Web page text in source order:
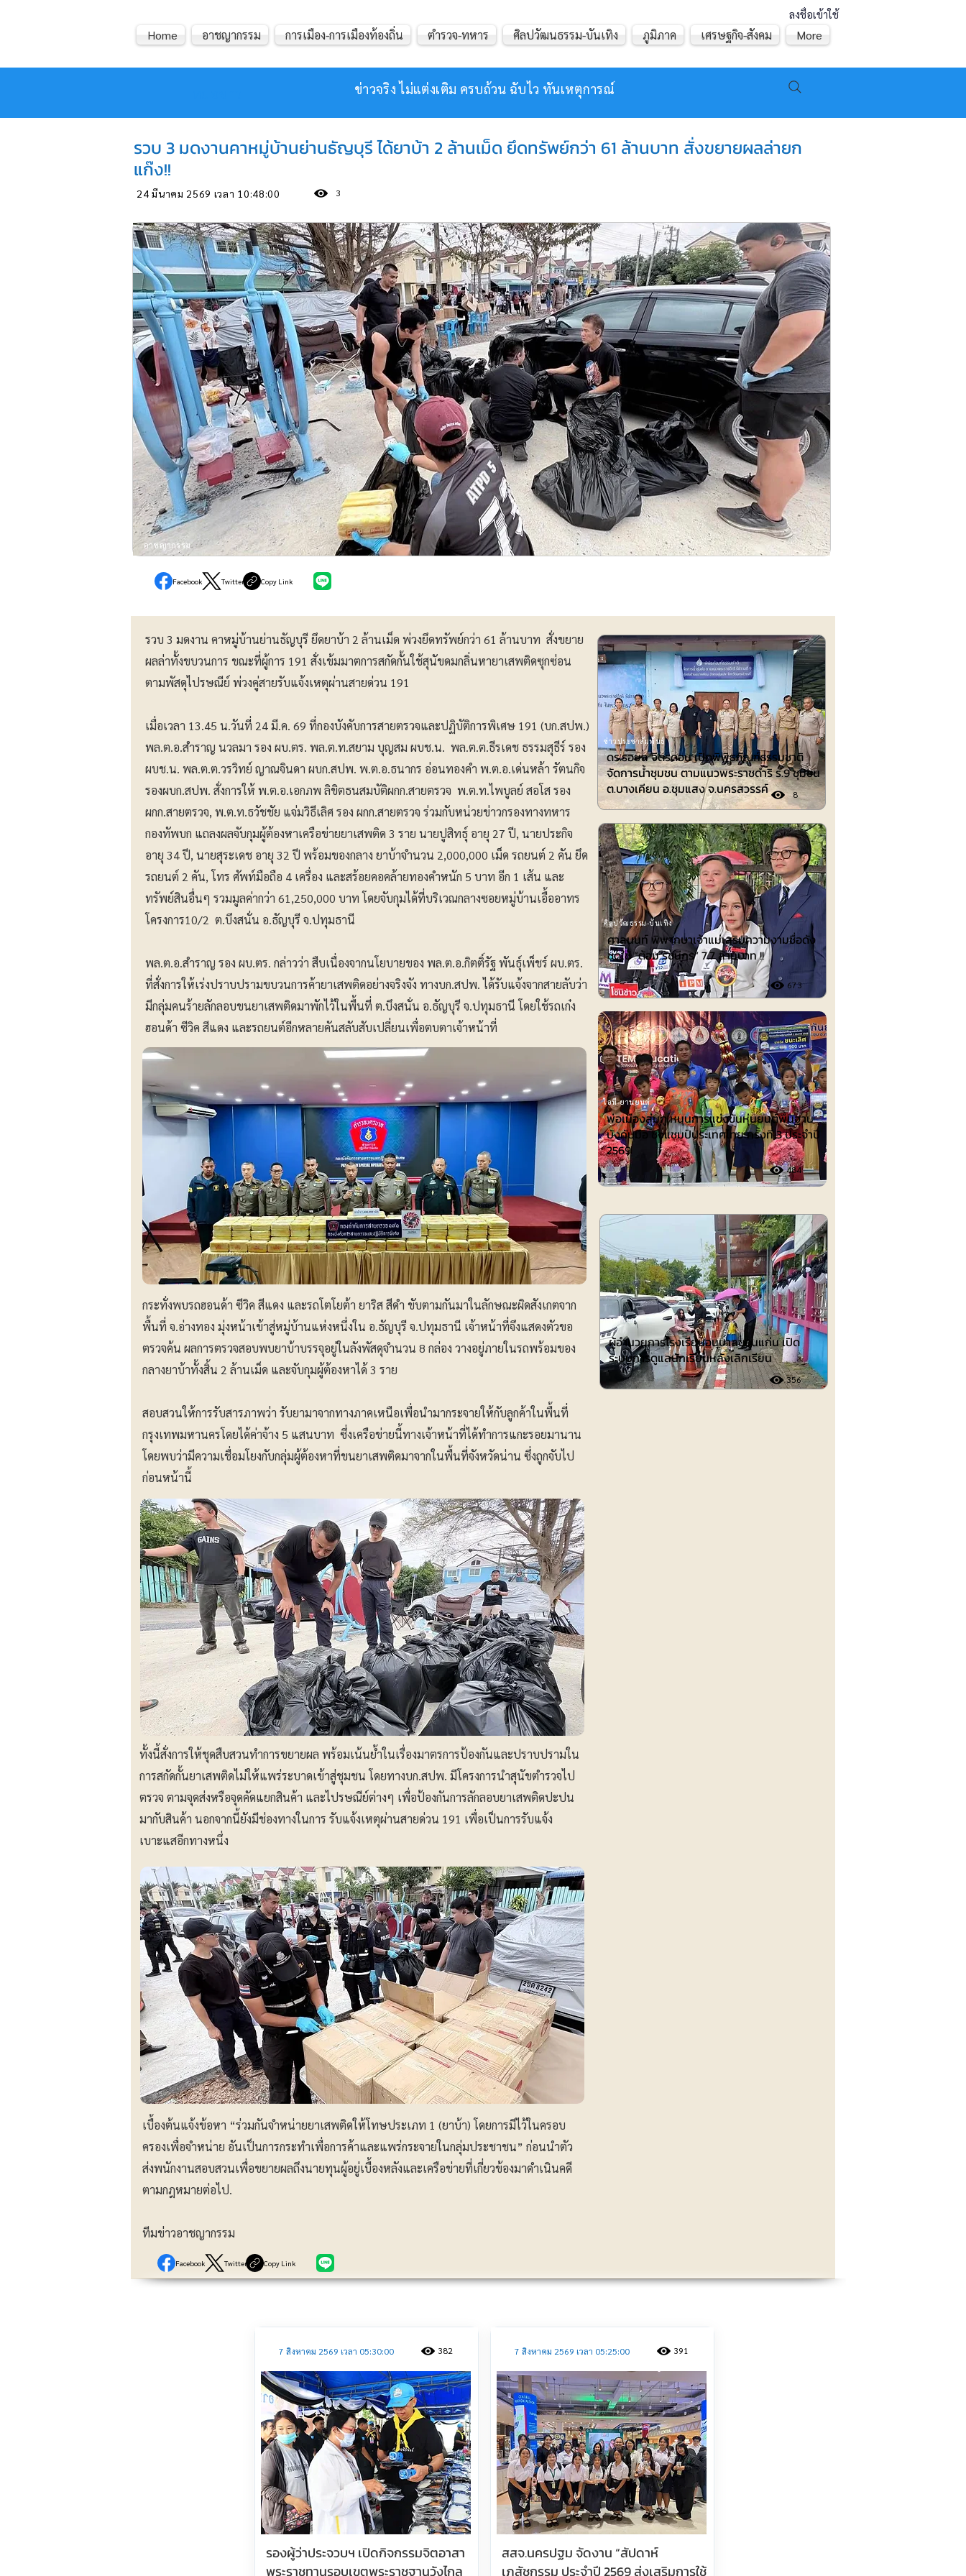
ลงชื่อเข้าใช้
ข่าวจริง ไม่แต่งเติม ครบถ้วน ฉับไว ทันเหตุการณ์
Home อาชญากรรม การเมือง-การเมืองท้องถิ่น ตำรวจ-ทหาร ศิลปวัฒนธรรม-บันเทิง ภูมิภาค เศรษฐกิจ-สังคม More
รวบ 3 มดงานคาหมู่บ้านย่านธัญบุรี ได้ยาบ้า 2 ล้านเม็ด ยึดทรัพย์กว่า 61 ล้านบาท สั่งขยายผลล่ายก
แก๊ง!!
24 มีนาคม 2569 เวลา 10:48:00 3
อาชญากรรม
Facebook Twitter Copy Link
รวบ 3 มดงาน คาหมู่บ้านย่านธัญบุรี ยึดยาบ้า 2 ล้านเม็ด พ่วงยึดทรัพย์กว่า 61 ล้านบาท สั่งขยาย
ผลล่าทั้งขบวนการ ขณะที่ผู้การ 191 สั่งเข้มมาตการสกัดกั้นใช้สุนัขดมกลิ่นหายาเสพติดซุกซ่อน
ตามพัสดุไปรษณีย์ พ่วงคู่สายรับแจ้งเหตุผ่านสายด่วน 191
​เมื่อเวลา 13.45 น.วันที่ 24 มี.ค. 69 ที่กองบังคับการสายตรวจและปฏิบัติการพิเศษ 191 (บก.สปพ.)
พล.ต.อ.สำราญ นวลมา รอง ผบ.ตร. พล.ต.ท.สยาม บุญสม ผบช.น. พล.ต.ต.ธีรเดช ธรรมสุธีร์ รอง
ผบช.น. พล.ต.ต.วรวิทย์ ญาณจินดา ผบก.สปพ. พ.ต.อ.ธนากร อ่อนทองคำ พ.ต.อ.เด่นหล้า รัตนกิจ
รองผบก.สปพ. สั่งการให้ พ.ต.อ.เอกภพ ลิขิตธนสมบัติผกก.สายตรวจ พ.ต.ท.ไพบูลย์ สอโส รอง
ผกก.สายตรวจ, พ.ต.ท.ธวัชชัย แจ่มวิธีเลิศ รอง ผกก.สายตรวจ ร่วมกับหน่วยข่าวกรองทางทหาร
กองทัพบก แถลงผลจับกุมผู้ต้องหาเครือข่ายยาเสพติด 3 ราย นายปูสิทธุ์ อายุ 27 ปี, นายประกิจ
อายุ 34 ปี, นายสุระเดช อายุ 32 ปี พร้อมของกลาง ยาบ้าจำนวน 2,000,000 เม็ด รถยนต์ 2 คัน ยึด
รถยนต์ 2 คัน, โทร ศัพท์มือถือ 4 เครื่อง และสร้อยคอคล้ายทองคำหนัก 5 บาท อีก 1 เส้น และ
ทรัพย์สินอื่นๆ รวมมูลค่ากว่า 61,250,000 บาท โดยจับกุมได้ที่บริเวณกลางซอยหมู่บ้านเอื้ออาทร
โครงการ10/2 ต.บึงสนั่น อ.ธัญบุรี จ.ปทุมธานี
​พล.ต.อ.สำราญ รอง ผบ.ตร. กล่าวว่า สืบเนื่องจากนโยบายของ พล.ต.อ.กิตติ์รัฐ พันธุ์เพ็ชร์ ผบ.ตร.
ที่สั่งการให้เร่งปราบปรามขบวนการค้ายาเสพติดอย่างจริงจัง ทางบก.สปพ. ได้รับแจ้งจากสายลับว่า
มีกลุ่มคนร้ายลักลอบขนยาเสพติดมาพักไว้ในพื้นที่ ต.บึงสนั่น อ.ธัญบุรี จ.ปทุมธานี โดยใช้รถเก๋ง
ฮอนด้า ซีวิค สีแดง และรถยนต์อีกหลายคันสลับสับเปลี่ยนเพื่อตบตาเจ้าหน้าที่
กระทั่งพบรถฮอนด้า ซีวิค สีแดง และรถโตโยต้า ยาริส สีดำ ขับตามกันมาในลักษณะผิดสังเกตจาก
พื้นที่ จ.อ่างทอง มุ่งหน้าเข้าสู่หมู่บ้านแห่งหนึ่งใน อ.ธัญบุรี จ.ปทุมธานี เจ้าหน้าที่จึงแสดงตัวขอ
ตรวจค้น ผลการตรวจสอบพบยาบ้าบรรจุอยู่ในลังพัสดุจำนวน 8 กล่อง วางอยู่ภายในรถพร้อมของ
กลางยาบ้าทั้งสิ้น 2 ล้านเม็ด และจับกุมผู้ต้องหาได้ 3 ราย
สอบสวนให้การรับสารภาพว่า รับยามาจากทางภาคเหนือเพื่อนำมากระจายให้กับลูกค้าในพื้นที่
กรุงเทพมหานครโดยได้ค่าจ้าง 5 แสนบาท ซึ่งเครือข่ายนี้ทางเจ้าหน้าที่ได้ทำการแกะรอยมานาน
โดยพบว่ามีความเชื่อมโยงกับกลุ่มผู้ต้องหาที่ขนยาเสพติดมาจากในพื้นที่จังหวัดน่าน ซึ่งถูกจับไป
ก่อนหน้านี้
ทั้งนี้สั่งการให้ชุดสืบสวนทำการขยายผล พร้อมเน้นย้ำในเรื่องมาตรการป้องกันและปราบปรามใน
การสกัดกั้นยาเสพติดไม่ให้แพร่ระบาดเข้าสู่ชุมชน โดยทางบก.สปพ. มีโครงการนำสุนัขตำรวจไป
ตรวจ ตามจุดส่งหรือจุดคัดแยกสินค้า และไปรษณีย์ต่างๆ เพื่อป้องกันการลักลอบยาเสพติดปะปน
มากับสินค้า นอกจากนี้ยังมีช่องทางในการ รับแจ้งเหตุผ่านสายด่วน 191 เพื่อเป็นการรับแจ้ง
เบาะแสอีกทางหนึ่ง
เบื้องต้นแจ้งข้อหา “ร่วมกันจำหน่ายยาเสพติดให้โทษประเภท 1 (ยาบ้า) โดยการมีไว้ในครอบ
ครองเพื่อจำหน่าย อันเป็นการกระทำเพื่อการค้าและแพร่กระจายในกลุ่มประชาชน” ก่อนนำตัว
ส่งพนักงานสอบสวนเพื่อขยายผลถึงนายทุนผู้อยู่เบื้องหลังและเครือข่ายที่เกี่ยวข้องมาดำเนินคดี
ตามกฎหมายต่อไป.
ทีมข่าวอาชญากรรม
Facebook Twitter Copy Link
ดร.รอยล จิตรดอน เปิดพิพิธภัณฑ์ธรรมชาติ
จัดการน้ำชุมชน ตามแนวพระราชดำริ ร.9 ชุมชน
ต.บางเคียน อ.ชุมแสง จ.นครสวรรค์
8
ข่าวประชาสัมพันธ์
ศาลนนท์ พิพากษาเจ้าแม่เสริมความงามชื่อดัง
ชดใช้ ”ต้อม รัชนีกร“ 7.7 ล้านบาท !!
673
ศิลปวัฒธรรม-บันเทิง
ไอที-ยานยนต์
พ่อเมืองลุ่มภู หนุนการแข่งขันหุ่นยนต์พื้นฐาน
บังคับมือ ชิงแชมป์ประเทศไทย ครั้งที่ 3 ประจำปี
2569
484
การศึกษา
ผู้อำนวยการโรงเรียนอนุบาลขอนแก่น เปิด
ระบบการดูแลนักเรียนหลังเลิกเรียน
356
ประชาสัมพันธ์
7 สิงหาคม 2569 เวลา 05:30:00
รองผู้ว่าประจวบฯ เปิดกิจกรรมจิตอาสา
พระราชทานรอบเขตพระราชฐานวังไกล
382 7 สิงหาคม 2569 เวลา 05:25:00
สสจ.นครปฐม จัดงาน “สัปดาห์
เภสัชกรรม ประจำปี 2569 ส่งเสริมการใช้
391